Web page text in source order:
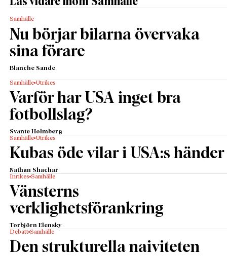
Samhälle
Nu börjar bilarna övervaka
sina förare
Blanche Sande
Samhälle Utrikes
Varför har USA inget bra
fotbollslag?
Svante Holmberg
Samhälle Utrikes
Kubas öde vilar i USA:s händer
Nathan Shachar
Inrikes Samhälle
Vänsterns
verklighetsförankring
Torbjörn Elensky
Debatt Samhälle
Den strukturella naiviteten